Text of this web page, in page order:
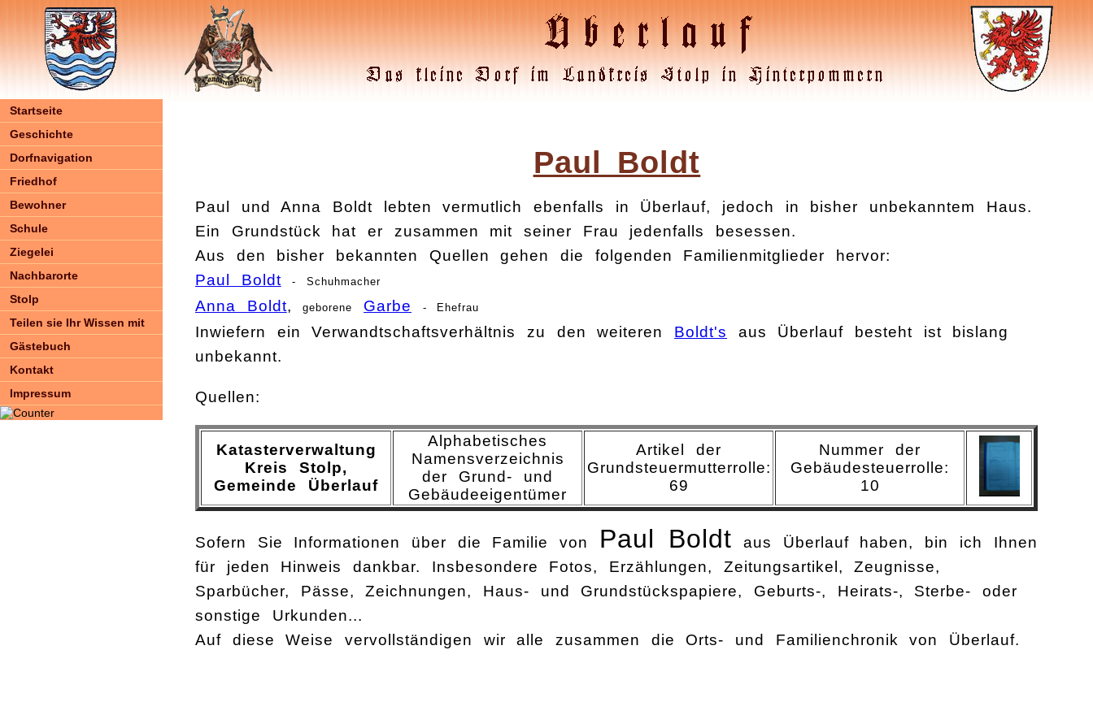
Startseite
Geschichte
Dorfnavigation
Friedhof
Bewohner
Schule
Ziegelei
Nachbarorte
Stolp
Teilen sie Ihr Wissen mit
Gästebuch
Kontakt
Impressum
Paul Boldt
Paul und Anna Boldt lebten vermutlich ebenfalls in Überlauf, jedoch in bisher unbekanntem Haus.
Ein Grundstück hat er zusammen mit seiner Frau jedenfalls besessen.
Aus den bisher bekannten Quellen gehen die folgenden Familienmitglieder hervor:
Paul Boldt
- Schuhmacher
Anna Boldt,geborene Garbe - Ehefrau
Inwiefern ein Verwandtschaftsverhältnis zu den weiteren Boldt's aus Überlauf besteht ist bislang
unbekannt.
Quellen:
Katasterverwaltung
Kreis Stolp,
Gemeinde Überlauf
Alphabetisches
Namensverzeichnis
der Grund- und
Gebäudeeigentümer
Artikel der
Grundsteuermutterrolle:
69
Nummer der
Gebäudesteuerrolle:
10
Sofern Sie Informationen über die Familie von Paul Boldt aus Überlauf haben, bin ich Ihnen
für jeden Hinweis dankbar. Insbesondere Fotos, Erzählungen, Zeitungsartikel, Zeugnisse,
Sparbücher, Pässe, Zeichnungen, Haus- und Grundstückspapiere, Geburts-, Heirats-, Sterbe- oder
sonstige Urkunden...
Auf diese Weise vervollständigen wir alle zusammen die Orts- und Familienchronik von Überlauf.